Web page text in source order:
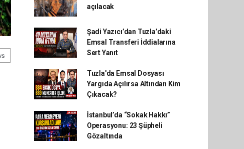
açılacak
Şadi Yazıcı’dan Tuzla’daki
Emsal Transferi İddialarına
Sert Yanıt
Tuzla'da Emsal Dosyası
Yargıda Açılırsa Altından Kim
Çıkacak?
İstanbul’da “Sokak Hakkı”
Operasyonu: 23 Şüpheli
Gözaltında